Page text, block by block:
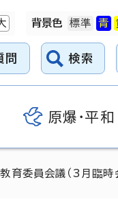
背景色
問 検索
原爆・平和
委員会議（3月臨時